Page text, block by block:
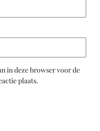
in deze browser voor de
plaats.